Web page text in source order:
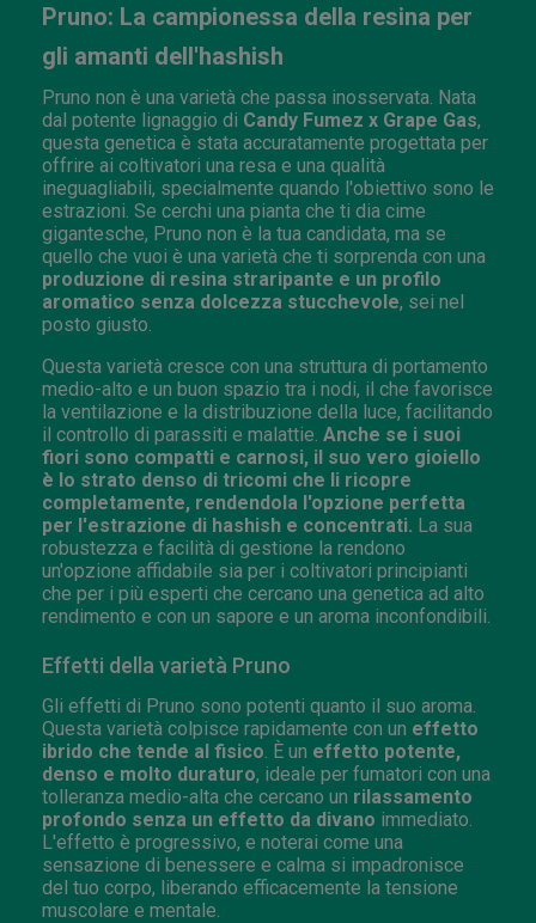
Pruno: La campionessa della resina per
gli amanti dell'hashish
Pruno non è una varietà che passa inosservata. Nata
dal potente lignaggio di Candy Fumez x Grape Gas,
questa genetica è stata accuratamente progettata per
offrire ai coltivatori una resa e una qualità
ineguagliabili, specialmente quando l'obiettivo sono le
estrazioni. Se cerchi una pianta che ti dia cime
gigantesche, Pruno non è la tua candidata, ma se
quello che vuoi è una varietà che ti sorprenda con una
produzione di resina straripante e un profilo
aromatico senza dolcezza stucchevole, sei nel
posto giusto.
Questa varietà cresce con una struttura di portamento
medio-alto e un buon spazio tra i nodi, il che favorisce
la ventilazione e la distribuzione della luce, facilitando
il controllo di parassiti e malattie. Anche se i suoi
fiori sono compatti e carnosi, il suo vero gioiello
è lo strato denso di tricomi che li ricopre
completamente, rendendola l'opzione perfetta
per l'estrazione di hashish e concentrati. La sua
robustezza e facilità di gestione la rendono
un'opzione affidabile sia per i coltivatori principianti
che per i più esperti che cercano una genetica ad alto
rendimento e con un sapore e un aroma inconfondibili.
Effetti della varietà Pruno
Gli effetti di Pruno sono potenti quanto il suo aroma.
Questa varietà colpisce rapidamente con un effetto
ibrido che tende al fisico . È un effetto potente,
denso e molto duraturo, ideale per fumatori con una
tolleranza medio-alta che cercano un rilassamento
profondo senza un effetto da divano immediato.
L'effetto è progressivo, e noterai come una
sensazione di benessere e calma si impadronisce
del tuo corpo, liberando efficacemente la tensione
muscolare e mentale.